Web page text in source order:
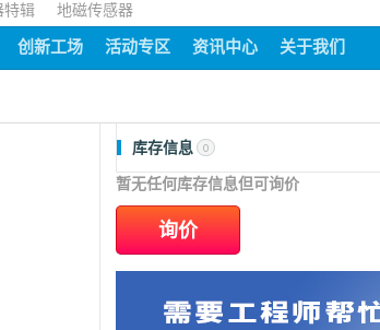
特辑 地磁传感器
创新工场 活动专区 资讯中心 关于我们
库存信息 0
暂无任何库存信息但可询价
询价